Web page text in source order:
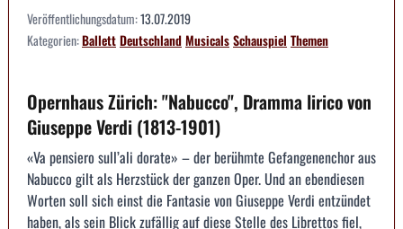
Veröffentlichungsdatum:13.07.2019
Kategorien:BallettDeutschlandMusicalsSchauspiel Themen
Opernhaus Zürich: "Nabucco", Dramma lirico von
Giuseppe Verdi (1813-1901)
«Va pensiero sull’ali dorate» – der berühmte Gefangenenchor aus
Nabucco gilt als Herzstück der ganzen Oper. Und an ebendiesen
Worten soll sich einst die Fantasie von Giuseppe Verdi entzündet
haben, als sein Blick zufällig auf diese Stelle des Librettos fiel,